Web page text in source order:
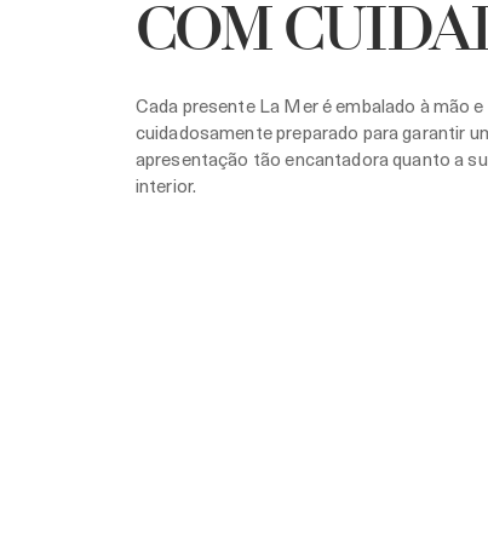
COM
Cada presente La Mer é embalado à mão e
cuidadosamente preparado para garantir
apresentação tão encantadora quanto a
interior.